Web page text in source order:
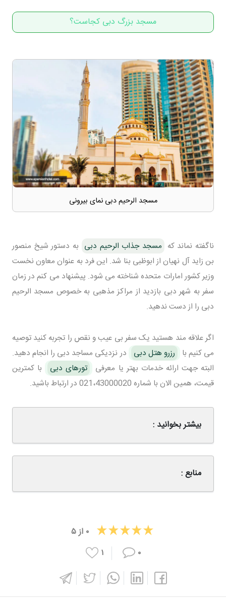
مسجد بزرگ دبی کجاست؟
مسجد الرحیم دبی نمای بیرونی
ناگفته نماند که مسجد جذاب الرحیم دبی به دستور شیخ منصور
بن زاید آل نهیان از ابوظبی بنا شد. این فرد به عنوان معاون نخست
وزیر کشور امارات متحده شناخته می شود. پیشنهاد می کنم در زمان
سفر به شهر دبی بازدید از مراکز مذهبی به خصوص مسجد الرحیم
دبی را از دست ندهید.
اگر علاقه مند هستید یک سفر بی عیب و نقص را تجربه کنید توصیه
می کنیم با
رزرو هتل دبی
در نزدیکی مساجد دبی را انجام دهید.
البته جهت ارائه خدمات بهتر یا معرفی
تورهای دبی
با کمترین
قیمت، همین الان با شماره 021،43000020 در ارتباط باشید.
بیشتر بخوانید :
منابع :
۰ از۵
۰
۱